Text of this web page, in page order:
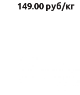
149.00 руб/кг